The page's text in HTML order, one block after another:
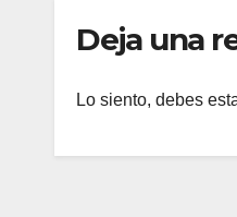
Deja una
Lo siento, debes